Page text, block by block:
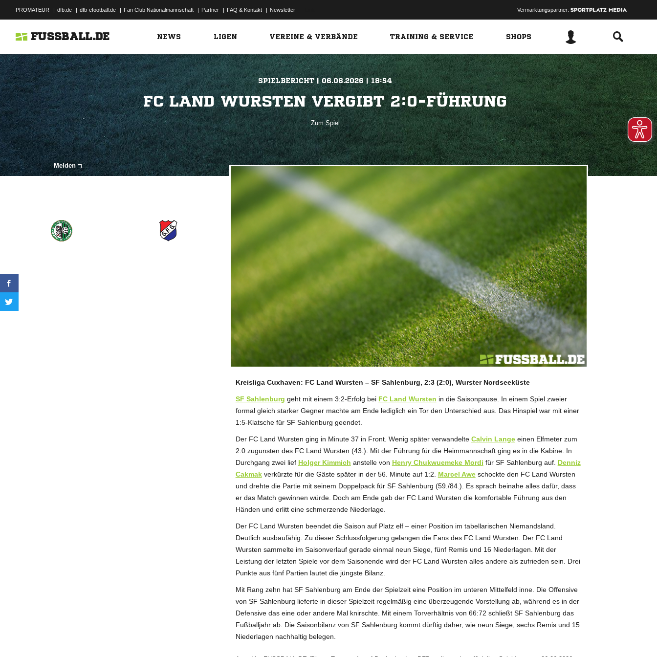
PROMATEUR | dfb.de | dfb-efootball.de | Fan Club Nationalmannschaft | Partner | FAQ & Kontakt | Newsletter Vermarktungspartner:
FUSSBALL.DE NEWS LIGEN VEREINE & VERBÄNDE TRAINING & SERVICE SHOPS
SPIELBERICHT | 06.06.2026 | 18:54
FC LAND WURSTEN VERGIBT 2:0-FÜHRUNG
Zum Spiel
Melden
ANZEIGE
Kreisliga Cuxhaven: FC Land Wursten – SF Sahlenburg, 2:3 (2:0), Wurster Nordseeküste
SF Sahlenburg geht mit einem 3:2-Erfolg bei FC Land Wursten in die Saisonpause. In einem Spiel zweier
formal gleich starker Gegner machte am Ende lediglich ein Tor den Unterschied aus. Das Hinspiel war mit einer
1:5-Klatsche für SF Sahlenburg geendet.
Der FC Land Wursten ging in Minute 37 in Front. Wenig später verwandelte Calvin Langeeinen Elfmeter zum
2:0 zugunsten des FC Land Wursten (43.). Mit der Führung für die Heimmannschaft ging es in die Kabine. In
Durchgang zwei lief Holger Kimmich anstelle von Henry Chukwuemeke Mordi für SF Sahlenburg auf. Denniz
Cakmakverkürzte für die Gäste später in der 56. Minute auf 1:2. Marcel Aweschockte den FC Land Wursten
und drehte die Partie mit seinem Doppelpack für SF Sahlenburg (59./84.). Es sprach beinahe alles dafür, dass
er das Match gewinnen würde. Doch am Ende gab der FC Land Wursten die komfortable Führung aus den
Händen und erlitt eine schmerzende Niederlage.
Der FC Land Wursten beendet die Saison auf Platz elf – einer Position im tabellarischen Niemandsland.
Deutlich ausbaufähig: Zu dieser Schlussfolgerung gelangen die Fans des FC Land Wursten. Der FC Land
Wursten sammelte im Saisonverlauf gerade einmal neun Siege, fünf Remis und 16 Niederlagen. Mit der
Leistung der letzten Spiele vor dem Saisonende wird der FC Land Wursten alles andere als zufrieden sein. Drei
Punkte aus fünf Partien lautet die jüngste Bilanz.
Mit Rang zehn hat SF Sahlenburg am Ende der Spielzeit eine Position im unteren Mittelfeld inne. Die Offensive
von SF Sahlenburg lieferte in dieser Spielzeit regelmäßig eine überzeugende Vorstellung ab, während es in der
Defensive das eine oder andere Mal knirschte. Mit einem Torverhältnis von 66:72 schließt SF Sahlenburg das
Fußballjahr ab. Die Saisonbilanz von SF Sahlenburg kommt dürftig daher, wie neun Siege, sechs Remis und 15
Niederlagen nachhaltig belegen.